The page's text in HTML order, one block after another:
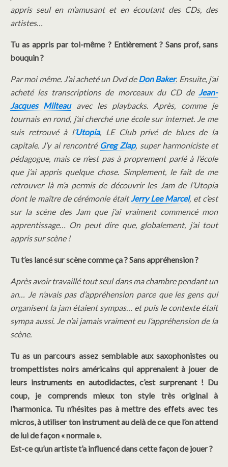
appris seul en m’amusant et en écoutant des CDs, des
artistes…
Tu as appris par toi-même ? Entièrement ? Sans prof, sans
bouquin ?
Par moi même. J’ai acheté un Dvd de Don Baker. Ensuite, j’ai
acheté les transcriptions de morceaux du CD de Jean-
Jacques Milteauavec les playbacks. Après, comme je
tournais en rond, j’ai cherché une école sur internet. Je me
suis retrouvé à l’Utopia, LE Club privé de blues de la
capitale. J’y ai rencontré Greg Zlap, super harmoniciste et
pédagogue, mais ce n’est pas à proprement parlé à l’école
que j’ai appris quelque chose. Simplement, le fait de me
retrouver là m’a permis de découvrir les Jam de l’Utopia
dont le maître de cérémonie était Jerry Lee Marcel, et c’est
sur la scène des Jam que j’ai vraiment commencé mon
apprentissage… On peut dire que, globalement, j’ai tout
appris sur scène !
Tu t’es lancé sur scène comme ça ? Sans appréhension ?
Après avoir travaillé tout seul dans ma chambre pendant un
an… Je n’avais pas d’appréhension parce que les gens qui
organisent la jam étaient sympas… et puis le contexte était
sympa aussi. Je n’ai jamais vraiment eu l’appréhension de la
scène.
Tu as un parcours assez semblable aux saxophonistes ou
trompettistes noirs américains qui apprenaient à jouer de
leurs instruments en autodidactes, c’est surprenant ! Du
coup, je comprends mieux ton style très original à
l’harmonica. Tu n’hésites pas à mettre des effets avec tes
micros, à utiliser ton instrument au delà de ce que l’on attend
de lui de façon « normale ».
Est-ce qu’un artiste t’a influencé dans cette façon de jouer ?